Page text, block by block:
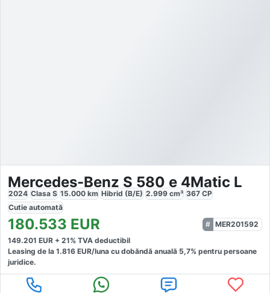
Mercedes-Benz S 580 e 4Matic L
2024 Clasa S 15.000 km Hibrid (B/E) 2.999 cm³ 367 CP
Cutie automată
180.533 EUR
MER201592
149.201 EUR + 21% TVA deductibil
Leasing de la 1.816 EUR/luna cu dobăndă anuală 5,7% pentru persoane
juridice.